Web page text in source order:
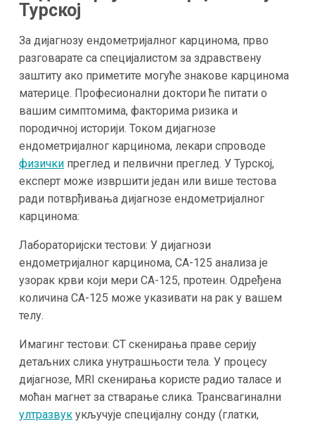
Турској
За дијагнозу ендометријалног карцинома, прво
разговарате са специјалистом за здравствену
заштиту ако приметите могуће знакове карцинома
материце. Професионални доктори ће питати о
вашим симптомима, факторима ризика и
породичној историји. Током дијагнозе
ендометријалног карцинома, лекари спроводе
физичкипреглед и пелвични преглед. У Турској,
експерт може извршити један или више тестова
ради потврђивања дијагнозе ендометријалног
карцинома:
Лабораторијски тестови: У дијагнози
ендометријалног карцинома, CA-125 анализа је
узорак крви који мери CA-125, протеин. Одређена
количина CA-125 може указивати на рак у вашем
телу.
Имагинг тестови: CT скенирања праве серију
детаљних слика унутрашњости тела. У процесу
дијагнозе, MRI скенирања користе радио таласе и
моћан магнет за стварање слика. Трансвагинални
ултразвукукључује специјалну сонду (глатки,